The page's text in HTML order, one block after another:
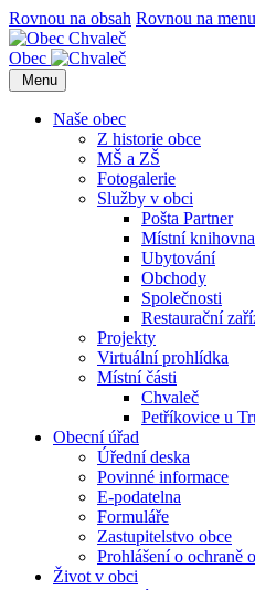
Rovnou na obsah Rovnou na menu
Obec
Menu
Naše obec
Z historie obce
MŠ a ZŠ
Fotogalerie
Služby v obci
Pošta Partner
Místní
Ubytování
Obchody
Společnosti
Restaurační
Projekty
Virtuální prohlídka
Místní části
Chvaleč
Petříkovice u
Obecní úřad
Úřední deska
Povinné informace
E-podatelna
Formuláře
Zastupitelstvo obce
Prohlášení o ochraně
Život v obci